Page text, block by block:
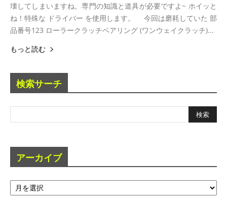
壊してしまいますね。専門の知識と道具が必要ですよ~ ホイッと
ね！特殊な ドライバー を使用します。 今回は磨耗していた 部
品番号123 ローラークラッチベアリング (ワンウェイクラッチ)...
もっと読む
検索サーチ
アーカイブ
ア
ー